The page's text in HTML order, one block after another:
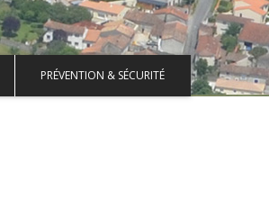
PRÉVENTION & SÉCURITÉ